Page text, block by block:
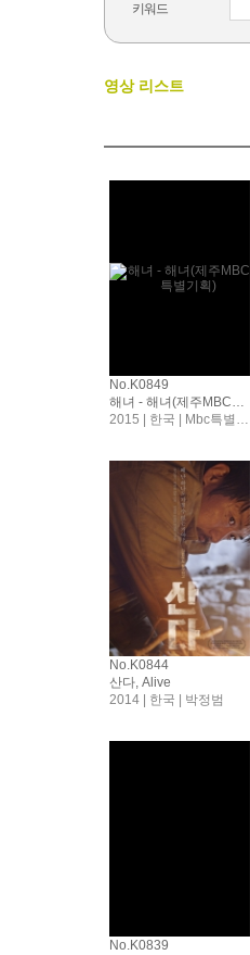
키워드
영상 리스트
No.K0849
해녀 - 해녀(제주MBC특별기획), Haenyeo (Jeju MBC special project)
2015 | 한국 | Mbc특별기획
No.K0844
산다, Alive
2014 | 한국 | 박정범
No.K0839